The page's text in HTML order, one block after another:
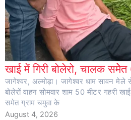
खाई में गिरी बोलेरो, चालक
जागेश्वर, अल्मोड़ा। जागेश्वर धाम सावन मेले
बोलेरों वाहन सोमवार शाम 50 मीटर गहरी
समेत ग्राम चमुवा के
August 4, 2026